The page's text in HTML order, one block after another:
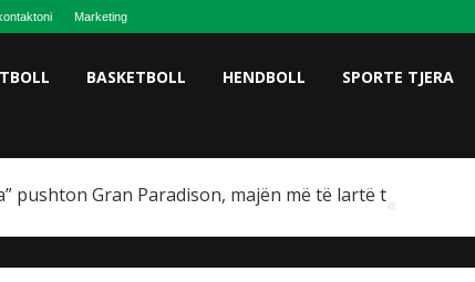
Marketing
BASKETBOLL HENDBOLL SPORTE TJERA
pushton Gran Paradison, majën më të lartë të Italisë